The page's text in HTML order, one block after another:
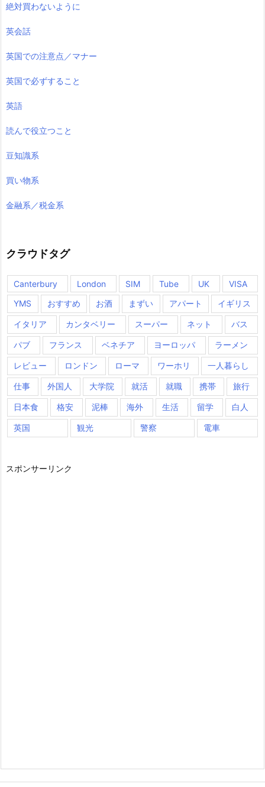
絶対買わないように
英会話
英国での注意点／マナー
英国で必ずすること
英語
読んで役立つこと
豆知識系
買い物系
金融系／税金系
クラウドタグ
Canterbury London SIM Tube UK
VISA
YMS
おすすめ お酒 まずい アパート イギリス
イタリア カンタベリー スーパー ネット バス
パブ フランス ベネチア ヨーロッパ ラーメン
レビュー ロンドン ローマ ワーホリ 一人暮らし
仕事 外国人 大学院 就活 就職 携帯 旅行
日本食 格安 泥棒 海外 生活 留学 白人
英国 観光 警察 電車
スポンサーリンク